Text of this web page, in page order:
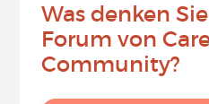
Was denken
Forum von
Community?